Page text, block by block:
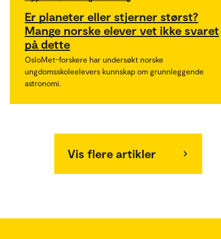
Er planeter eller stjerner størst?
Mange norske elever vet ikke svaret
på dette
OsloMet-forskere har undersøkt norske
ungdomsskoleelevers kunnskap om grunnleggende
astronomi.
Vis flere artikler